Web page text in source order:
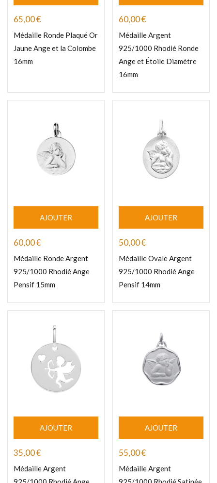
65,00€
Médaille Ronde Plaqué Or
Jaune Ange et la Colombe
16mm
60,00€
Médaille Argent
925/1000 Rhodié Ronde
Ange et Étoile Diamètre
16mm
AJOUTER
60,00€
Médaille Ronde Argent
925/1000 Rhodié Ange
Pensif 15mm
AJOUTER
50,00€
Médaille Ovale Argent
925/1000 Rhodié Ange
Pensif 14mm
AJOUTER
35,00€
Médaille Argent
AJOUTER
55,00€
Médaille Argent